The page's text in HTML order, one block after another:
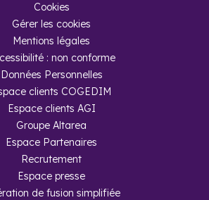
Cookies
Gérer les cookies
Mentions légales
: non conforme
Données Personnelles
clients COGEDIM
Espace clients AGI
Groupe Altarea
Espace Partenaires
Recrutement
Espace presse
de fusion simplifiée